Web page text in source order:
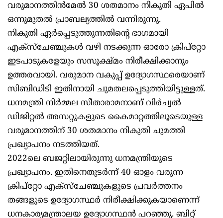
വരുമാനത്തിന്‍മേല്‍ 30 ശതമാനം നികുതി ഏപില്‍
ഒന്നുമുതല്‍ പ്രാബല്യത്തില്‍ വന്നിരുന്നു.
നികുതി ഏര്‍പ്പെടുത്തുന്നതിന്റെ ഭാഗമായി
എക്‌സ്‌ചേഞ്ചുകള്‍ വഴി നടക്കുന്ന ഓരോ ക്രിപ്‌റ്റോ
ഇടപാടുകളേയും സസൂക്ഷ്മം നിരീക്ഷിക്കാനും
ഉത്തരവായി. വരുമാന വകുപ്പ് ഉദ്യോഗസ്ഥരെയാണ്
സിബിഡിടി ഇതിനായി ചുമതലപ്പെടുത്തിയിട്ടുള്ളത്.
ധനമന്ത്രി നിര്‍മ്മല സീതാരാമനാണ് വിര്‍ച്വല്‍
ഡിജിറ്റല്‍ അസറ്റുകളുടെ കൈമാറ്റത്തിലൂടെയുള്ള
വരുമാനത്തിന് 30 ശതമാനം നികുതി ചുമത്തി
പ്രഖ്യാപനം നടത്തിയത്.
2022ലെ ബജറ്റിലായിരുന്നു ധനമന്ത്രിയുടെ
പ്രഖ്യാപനം. ഇതിനെതുടര്‍ന്ന് 40 ഓളം വരുന്ന
ക്രിപ്‌റ്റോ എക്‌സ്‌ചേഞ്ചുകളുടെ പ്രവര്‍ത്തനം
തങ്ങളുടെ ഉദ്യോഗസ്ഥര്‍ നിരീക്ഷിക്കുകയാണെന്ന്
ധനകാര്യമന്ത്രാലയ ഉദ്യോഗസ്ഥന്‍ പറഞ്ഞു. ബിറ്റ്